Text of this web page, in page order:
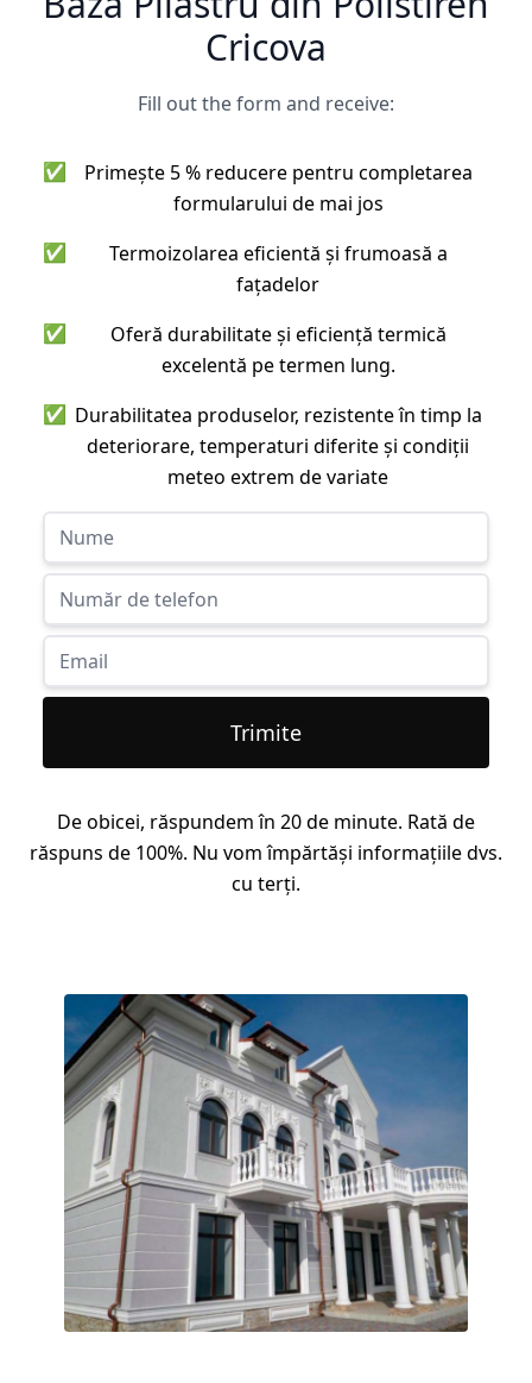
Cricova
Fill out the form and receive:
✅
Primește 5 % reducere pentru completarea
formularului de mai jos
✅
Termoizolarea eficientă și frumoasă a
fațadelor
✅
Oferă durabilitate și eficiență termică
excelentă pe termen lung.
✅ Durabilitatea produselor, rezistente în timp la
deteriorare, temperaturi diferite și condiții
meteo extrem de variate
Trimite
De obicei, răspundem în 20 de minute. Rată de
răspuns de 100%. Nu vom împărtăși informațiile dvs.
cu terți.